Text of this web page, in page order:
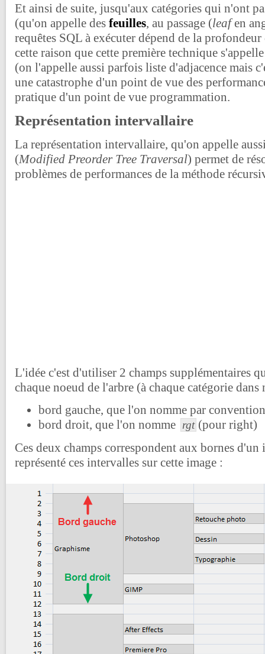
Et ainsi de suite, jusqu'aux catégories qui n'ont
(qu'on appelle des feuilles, au passage (leafen
requêtes SQL à exécuter dépend de la
cette raison que cette première technique
(on l'appelle aussi parfois liste d'adjacence mais
une catastrophe d'un point de vue des
pratique d'un point de vue programmation.
Représentation intervallaire
La représentation intervallaire, qu'on appelle
(Modified Preorder Tree Traversal) permet de
problèmes de performances de la méthode
L'idée c'est d'utiliser 2 champs supplémentaires
chaque noeud de l'arbre (à chaque catégorie
bord gauche, que l'on nomme par
bord droit, que l'on nomme rgt (pour right)
Ces deux champs correspondent aux bornes d'un
représenté ces intervalles sur cette image :